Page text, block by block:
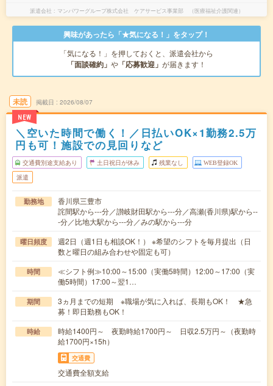
派遣会社 マンパワーグループ株式会社 ケアサービス事業部 （医療福祉介護関連）
興味があったら「★気になる！」をタップ！
「気になる！」を押しておくと、派遣会社から
「面談確約」 や 「応募歓迎」 が届きます！
未読
NEW
掲載日 2026/08/07
＼空いた時間で働く！／日払いOK×1勤務2.5万
円も可！施設での見回りなど
交通費別途支給あり 土日祝日が休み 残業なし WEB登録OK
派遣
勤務地
香川県三豊市
詫間駅から---分／讃岐財田駅から---分／高瀬(香川県)駅から--
-分／比地大駅から---分／みの駅から---分
曜日頻度
週2日（週1日も相談OK！） ※希望のシフトを毎月提出（日
数と曜日の組み合わせや固定も可）
時間
≪シフト例≫10:00～15:00（実働5時間）12:00～17:00（実
働5時間）17:00～翌1…
期間
3ヵ月までの短期 ※職場が気に入れば、長期もOK！ ★急
募！即日勤務もOK！
時給
時給1400円～ 夜勤時給1700円～ 日収2.5万円～（夜勤時
給1700円×15h）
交通費
交通費全額支給